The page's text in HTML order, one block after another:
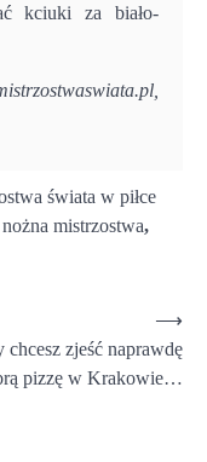
kciuki za biało-
świata w piłce
nożna mistrzostwa,
chcesz zjeść naprawdę
pizzę w Krakowie…
⟶